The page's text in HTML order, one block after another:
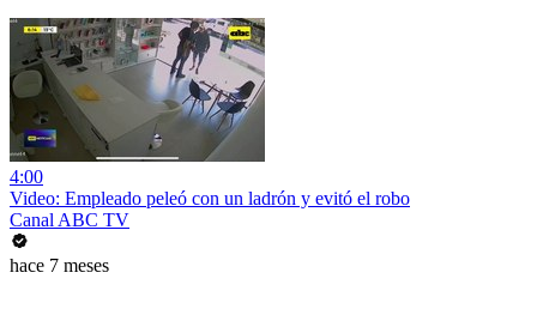
4:00
Video: Empleado peleó con un ladrón y evitó el robo
Canal ABC TV
hace 7 meses